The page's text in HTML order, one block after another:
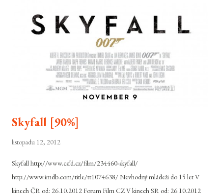
Skyfall [90%]
listopadu 12, 2012
Skyfall http://www.csfd.cz/film/234460-skyfall/
http://www.imdb.com/title/tt1074638/ Nevhodný mládeži do 15 let V
kinech ČR od: 26.10.2012 Forum Film CZ V kinech SR od: 26.10.2012